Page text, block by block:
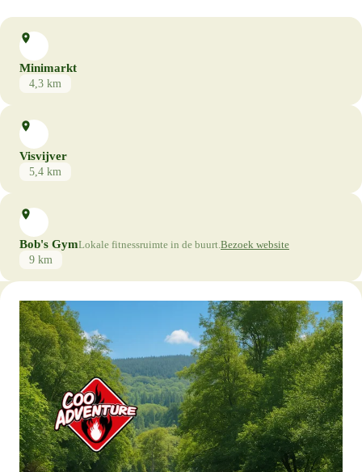
Minimarkt
4,3 km
Visvijver
5,4 km
Bob's GymLokale fitnessruimte in de buurt.Bezoek website
9 km